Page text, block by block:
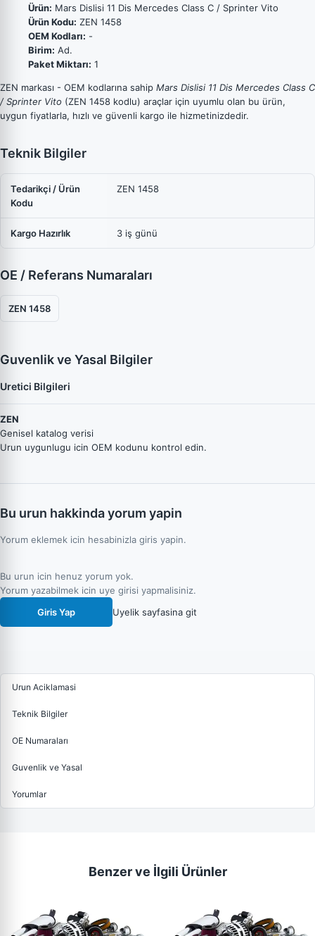
Ürün: Mars Dislisi 11 Dis Mercedes Class C / Sprinter Vito
Ürün Kodu: ZEN 1458
OEM Kodları: -
Birim: Ad.
Paket Miktarı: 1
ZEN markası - OEM kodlarına sahip Mars Dislisi 11 Dis Mercedes Class C
/ Sprinter Vito (ZEN 1458 kodlu) araçlar için uyumlu olan bu ürün,
uygun fiyatlarla, hızlı ve güvenli kargo ile hizmetinizdedir.
Teknik Bilgiler
Tedarikçi / Ürün
Kodu
ZEN 1458
Kargo Hazırlık 3 iş günü
OE / Referans Numaraları
ZEN 1458
Guvenlik ve Yasal Bilgiler
Uretici Bilgileri
ZEN
Genisel katalog verisi
Urun uygunlugu icin OEM kodunu kontrol edin.
Bu urun hakkinda yorum yapin
Yorum eklemek icin hesabinizla giris yapin.
Bu urun icin henuz yorum yok.
Yorum yazabilmek icin uye girisi yapmalisiniz.
Giris Yap
Uyelik sayfasina git
Urun Aciklamasi
Teknik Bilgiler
OE Numaraları
Guvenlik ve Yasal
Yorumlar
Benzer ve İlgili Ürünler